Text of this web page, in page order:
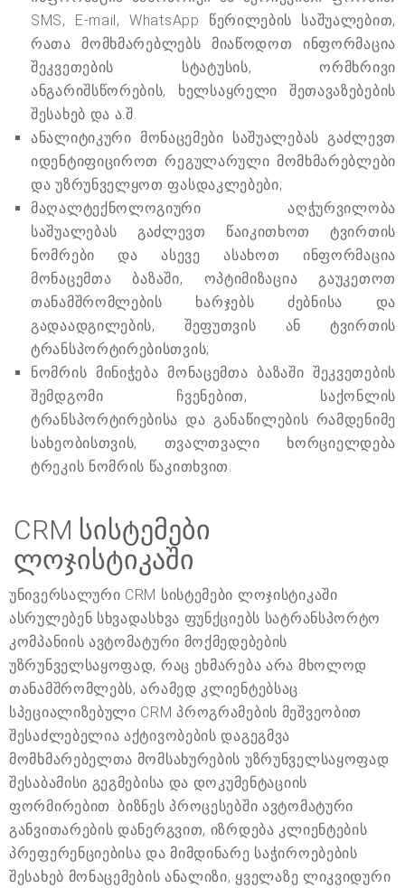
SMS, E-mail, WhatsApp წერილების საშუალებით,
რათა მომხმარებლებს მიაწოდოთ ინფორმაცია
შეკვეთების სტატუსის, ორმხრივი
ანგარიშსწორების, ხელსაყრელი შეთავაზებების
შესახებ და ა.შ.
ანალიტიკური მონაცემები საშუალებას გაძლევთ
იდენტიფიციროთ რეგულარული მომხმარებლები
და უზრუნველყოთ ფასდაკლებები;
მაღალტექნოლოგიური აღჭურვილობა
საშუალებას გაძლევთ წაიკითხოთ ტვირთის
ნომრები და ასევე ასახოთ ინფორმაცია
მონაცემთა ბაზაში, ოპტიმიზაცია გაუკეთოთ
თანამშრომლების ხარჯებს ძებნისა და
გადაადგილების, შეფუთვის ან ტვირთის
ტრანსპორტირებისთვის;
ნომრის მინიჭება მონაცემთა ბაზაში შეკვეთების
შემდგომი ჩვენებით, საქონლის
ტრანსპორტირებისა და განაწილების რამდენიმე
სახეობისთვის, თვალთვალი ხორციელდება
ტრეკის ნომრის წაკითხვით.
CRM სისტემები
ლოჯისტიკაში
უნივერსალური CRM სისტემები ლოჯისტიკაში
ასრულებენ სხვადასხვა ფუნქციებს სატრანსპორტო
კომპანიის ავტომატური მოქმედებების
უზრუნველსაყოფად, რაც ეხმარება არა მხოლოდ
თანამშრომლებს, არამედ კლიენტებსაც.
სპეციალიზებული CRM პროგრამების მეშვეობით
შესაძლებელია აქტივობების დაგეგმვა
მომხმარებელთა მომსახურების უზრუნველსაყოფად
შესაბამისი გეგმებისა და დოკუმენტაციის
ფორმირებით. ბიზნეს პროცესებში ავტომატური
განვითარების დანერგვით, იზრდება კლიენტების
პრეფერენციებისა და მიმდინარე საჭიროებების
შესახებ მონაცემების ანალიზი, ყველაზე ლიკვიდური